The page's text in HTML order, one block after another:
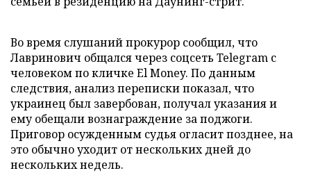
Во время слушаний прокурор сообщил, что
Лавринович общался через соцсеть Telegram с
человеком по кличке El Money. По данным
следствия, анализ переписки показал, что
украинец был завербован, получал указания и
ему обещали вознаграждение за поджоги.
Приговор осужденным судья огласит позднее, на
это обычно уходит от нескольких дней до
нескольких недель.